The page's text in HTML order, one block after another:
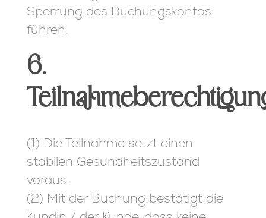
Sperrung des Buchungskontos
führen.
6.
(1) Die Teilnahme setzt einen
stabilen Gesundheitszustand
voraus.
(2) Mit der Buchung bestätigt die